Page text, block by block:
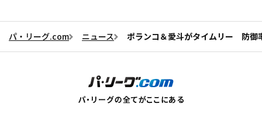
パ・リーグ.com ニュース ポランコ＆愛斗がタイムリー 防御